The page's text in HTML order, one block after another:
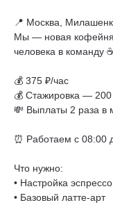
📍 Москва,
Мы — новая
человека в команду
💰 375 ₽/час
💰 Стажировка — 200
💸 Выплаты 2 раза в
⏰ Работаем с 08:00
Что нужно:
• Настройка эспрессо
• Базовый латте-арт